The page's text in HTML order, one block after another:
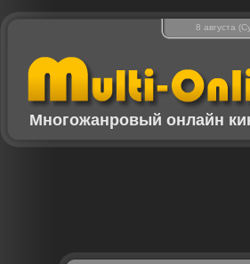
8 августа
Многожанровый онлайн